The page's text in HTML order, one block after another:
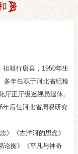
祖籍行唐县，1950年生
多年任职于河北省纪检
厅正厅级巡视员退休。
年后任河北省周易研究
》《古洋河的思念》
论衡》《平凡与神奇